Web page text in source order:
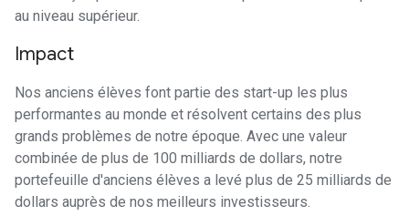
au niveau supérieur.
Impact
Nos anciens élèves font partie des start-up les plus
performantes au monde et résolvent certains des plus
grands problèmes de notre époque. Avec une valeur
combinée de plus de 100 milliards de dollars, notre
portefeuille d'anciens élèves a levé plus de 25 milliards de
dollars auprès de nos meilleurs investisseurs.